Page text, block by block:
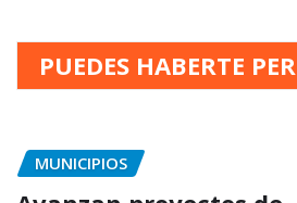
PUEDES HABERTE
MUNICIPIOS